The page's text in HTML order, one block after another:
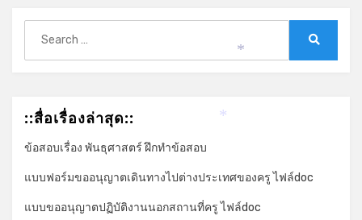
for:
::สื่อเรื่องล่าสุด::
ข้อสอบเรื่อง พันธุศาสตร์ ฝึกทำข้อสอบ
แบบฟอร์มขออนุญาตเดินทางไปต่างประเทศของครู ไฟล์doc
แบบขออนุญาตปฏิบัติงานนอกสถานที่ครู ไฟล์doc
*